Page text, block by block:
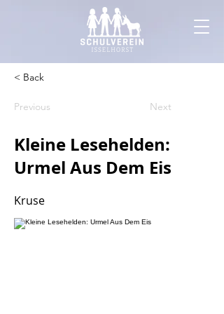
< Back
Previous Next
Kleine Lesehelden:
Urmel Aus Dem Eis
Kruse